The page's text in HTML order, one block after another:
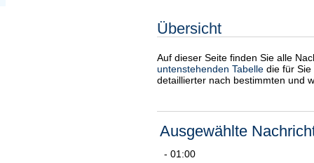
Übersicht
Auf dieser Seite finden Sie alle
untenstehenden Tabelle die für
detaillierter nach bestimmten und
Ausgewählte
- 01:00